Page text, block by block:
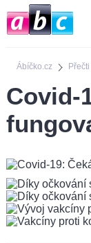
Ábíčko.cz Přečti
Covid-